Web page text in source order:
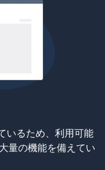
いるため、利用可能
量の機能を備えてい